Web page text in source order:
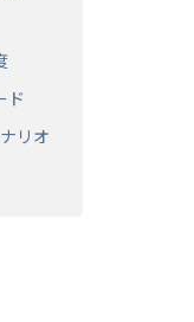
ド
リオ